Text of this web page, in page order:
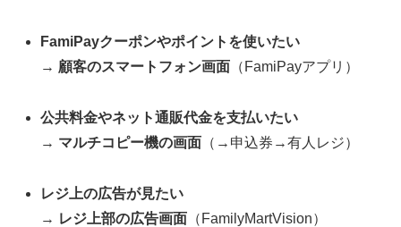
FamiPayクーポンやポイントを使いたい
→ 顧客のスマートフォン画面 （FamiPayアプリ）
公共料金やネット通販代金を支払いたい
→ マルチコピー機の画面 （→申込券→有人レジ）
レジ上の広告が見たい
→ レジ上部の広告画面 （FamilyMartVision）